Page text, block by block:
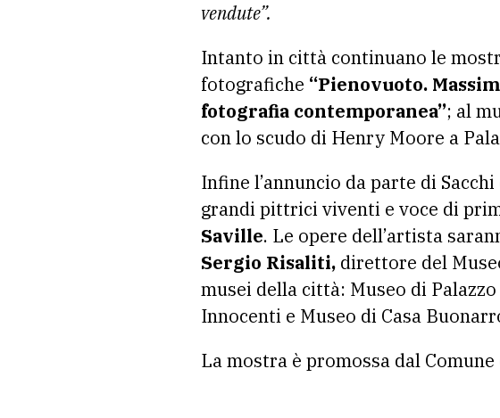
vendute”.
Intanto in città continuano le
fotografiche “Pienovuoto.
fotografia contemporanea”; al
con lo scudo di Henry Moore a
Infine l’annuncio da parte di
grandi pittrici viventi e voce di
Saville. Le opere dell’artista
Sergio Risaliti, direttore del
musei della città: Museo di
Innocenti e Museo di Casa
La mostra è promossa dal